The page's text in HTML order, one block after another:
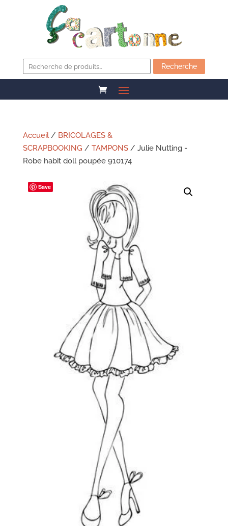
pour :
Recherche
Accueil/ BRICOLAGES &
SCRAPBOOKING / TAMPONS/ Julie Nutting -
Robe habit doll poupée 910174
Save